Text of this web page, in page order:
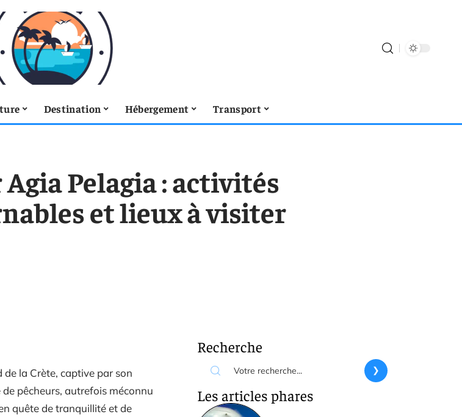
Destination Hébergement Transport
Pelagia : activités
et lieux à visiter
la Crète, captive par son
pêcheurs, autrefois méconnu
quête de tranquillité et de
Recherche
Les articles phares